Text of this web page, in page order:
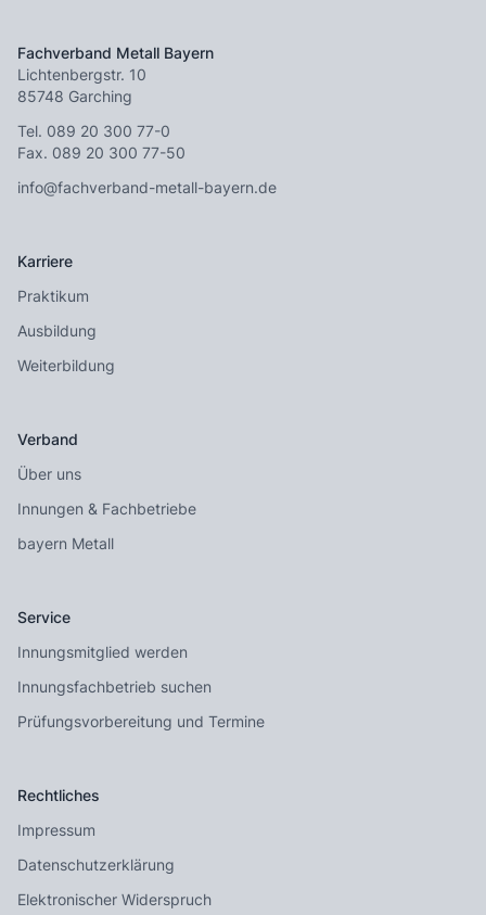
Fachverband Metall Bayern
Lichtenbergstr. 10
85748 Garching
Tel. 089 20 300 77-0
Fax. 089 20 300 77-50
info@fachverband-metall-bayern.de
Karriere
Praktikum
Ausbildung
Weiterbildung
Verband
Über uns
Innungen & Fachbetriebe
bayern Metall
Service
Innungsmitglied werden
Innungsfachbetrieb suchen
Prüfungsvorbereitung und Termine
Rechtliches
Impressum
Datenschutzerklärung
Elektronischer Widerspruch